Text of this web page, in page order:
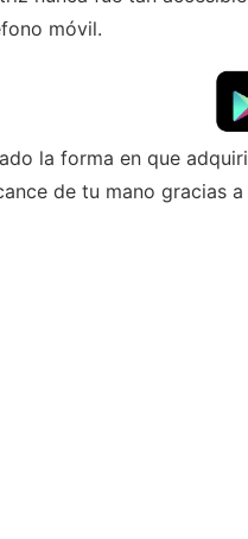
móvil.
la forma en que
de tu mano gracias